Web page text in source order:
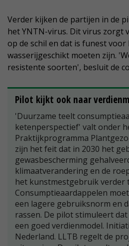
Verder kijken de partijen in de
het YNTN-virus. Dit virus zorgt
op de schil en dat is funest voor
wasserijgeschikt moeten zijn.
resistente soorten', besluit de
Pilot kijkt ook naar
'Duurzame teelt
ketenperspectief' valt onder
Praktijkprogramma
zijn het feit dat in 2030 het
gewasbescherming
klimaatverandering en de
het kunstmestgebruik verder
Consumptieaardappelen
een lagere gebruiksnorm en
rassen. De pilot stimuleert
een goed verdienmodel.
Nederland. LLTB regelt de